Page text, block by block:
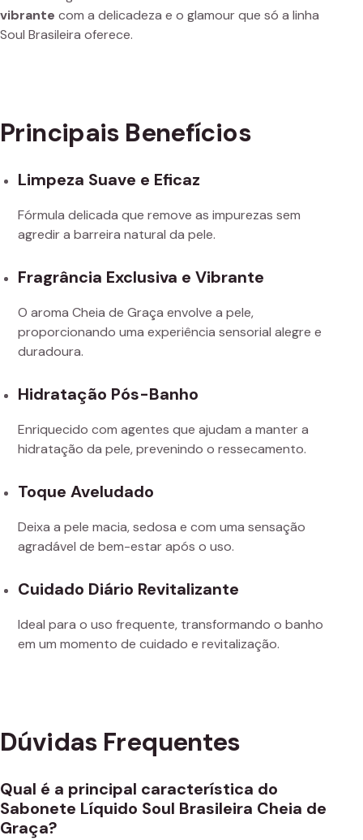
vibrante com a delicadeza e o glamour que só a linha
Soul Brasileira oferece.
Principais Benefícios
Limpeza Suave e Eficaz
Fórmula delicada que remove as impurezas sem
agredir a barreira natural da pele.
Fragrância Exclusiva e Vibrante
O aroma Cheia de Graça envolve a pele,
proporcionando uma experiência sensorial alegre e
duradoura.
Hidratação Pós-Banho
Enriquecido com agentes que ajudam a manter a
hidratação da pele, prevenindo o ressecamento.
Toque Aveludado
Deixa a pele macia, sedosa e com uma sensação
agradável de bem-estar após o uso.
Cuidado Diário Revitalizante
Ideal para o uso frequente, transformando o banho
em um momento de cuidado e revitalização.
Dúvidas Frequentes
Qual é a principal característica do
Sabonete Líquido Soul Brasileira Cheia de
Graça?